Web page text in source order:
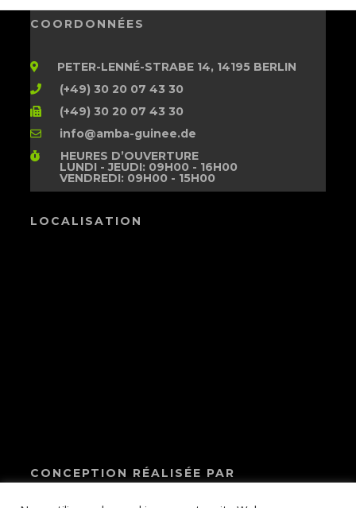
COORDONNÉES
PETER-LENNÉ-STRABE 14, 14195 BERLIN
(+49) 30 20 07 43 30
(+49) 30 20 07 43 30
info@amba-guinee.de
HEURES D’OUVERTURE
LUNDI - JEUDI: 09H00 - 16H00
VENDREDI: 09H00 - 15H00
LOCALISATION
CONCEPTION RÉALISÉE PAR